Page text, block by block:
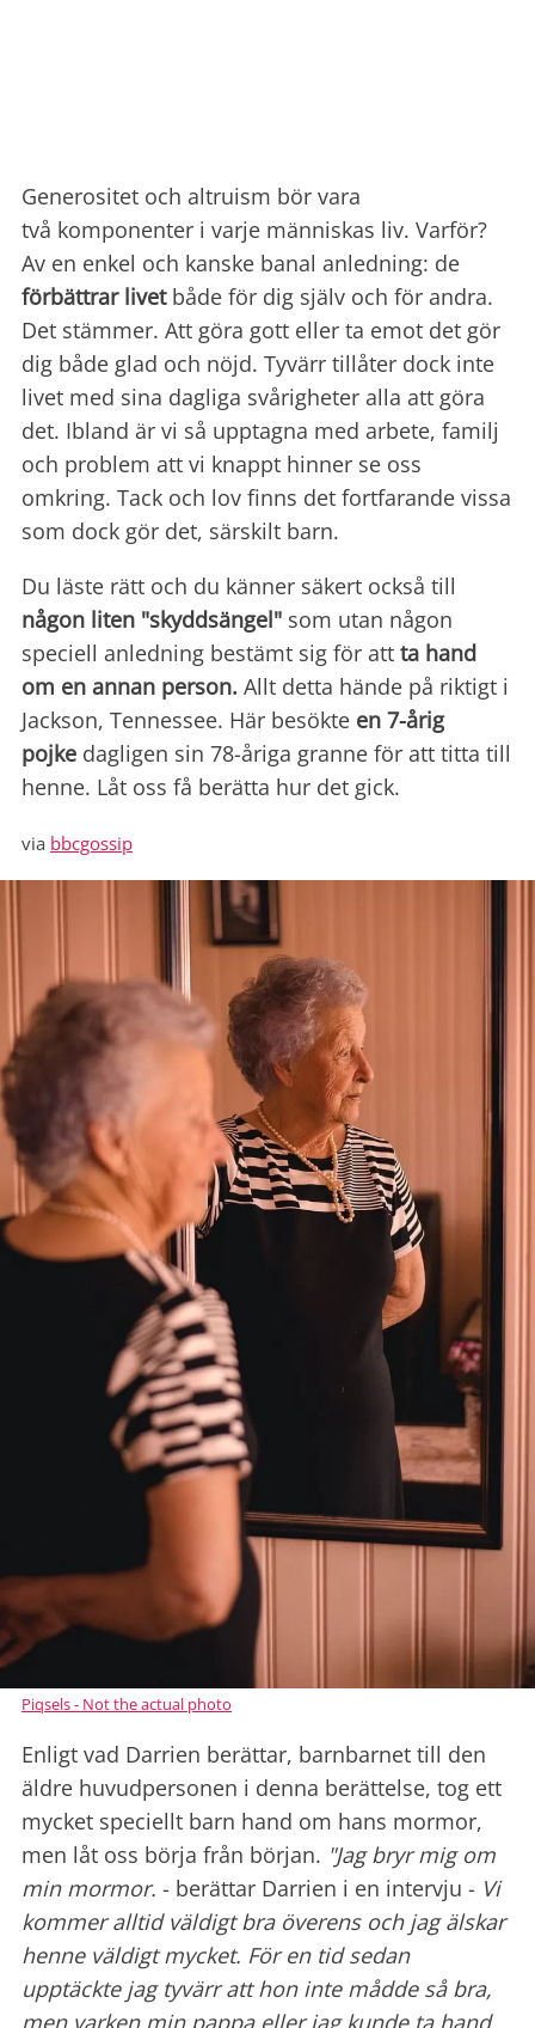
Generositet och altruism bör vara
två komponenter i varje människas liv. Varför?
Av en enkel och kanske banal anledning: de
förbättrar livetbåde för dig själv och för andra.
Det stämmer. Att göra gott eller ta emot det gör
dig både glad och nöjd. Tyvärr tillåter dock inte
livet med sina dagliga svårigheter alla att göra
det. Ibland är vi så upptagna med arbete, familj
och problem att vi knappt hinner se oss
omkring. Tack och lov finns det fortfarande vissa
som dock gör det, särskilt barn.
Du läste rätt och du känner säkert också till
någon liten "skyddsängel" som utan någon
speciell anledning bestämt sig för att ta hand
om en annan person. Allt detta hände på riktigt i
Jackson, Tennessee. Här besökte en 7-årig
pojke dagligen sin 78-åriga granne för att titta till
henne. Låt oss få berätta hur det gick.
via bbcgossip
Piqsels - Not the actual photo
Enligt vad Darrien berättar, barnbarnet till den
äldre huvudpersonen i denna berättelse, tog ett
mycket speciellt barn hand om hans mormor,
men låt oss börja från början. "Jag bryr mig om
min mormor. - berättar Darrien i en intervju - Vi
kommer alltid väldigt bra överens och jag älskar
henne väldigt mycket. För en tid sedan
upptäckte jag tyvärr att hon inte mådde så bra,